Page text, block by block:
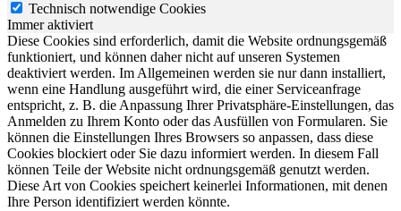
Technisch notwendige Cookies
Immer aktiviert
Diese Cookies sind erforderlich, damit die Website ordnungsgemäß
funktioniert, und können daher nicht auf unseren Systemen
deaktiviert werden. Im Allgemeinen werden sie nur dann installiert,
wenn eine Handlung ausgeführt wird, die einer Serviceanfrage
entspricht, z. B. die Anpassung Ihrer Privatsphäre-Einstellungen, das
Anmelden zu Ihrem Konto oder das Ausfüllen von Formularen. Sie
können die Einstellungen Ihres Browsers so anpassen, dass diese
Cookies blockiert oder Sie dazu informiert werden. In diesem Fall
können Teile der Website nicht ordnungsgemäß genutzt werden.
Diese Art von Cookies speichert keinerlei Informationen, mit denen
Ihre Person identifiziert werden könnte.